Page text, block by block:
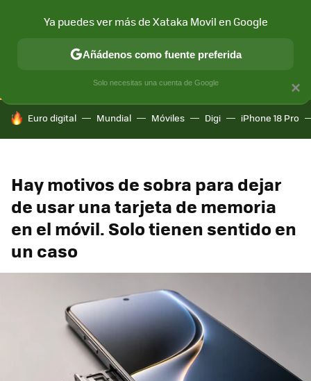
CONECTIVIDAD MÓVIL Y SOCIEDAD APLICACIONES
HOY SE HABLA DE
Euro digital Mundial Móviles Digi iPhone 18 Pro
Hay motivos de sobra para dejar
de usar una tarjeta de memoria
en el móvil. Solo tienen sentido en
un caso
×
Ya puedes ver más de Xataka Movil en Google
Añádenos como fuente preferida
Solo necesitas una cuenta de Google